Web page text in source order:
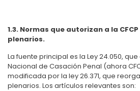
1.3. Normas que autorizan a la
plenarios.
La fuente principal es la Ley 24.050,
Nacional de Casación Penal (ahora
modificada por la ley 26.371, que
plenarios. Los artículos relevantes son: